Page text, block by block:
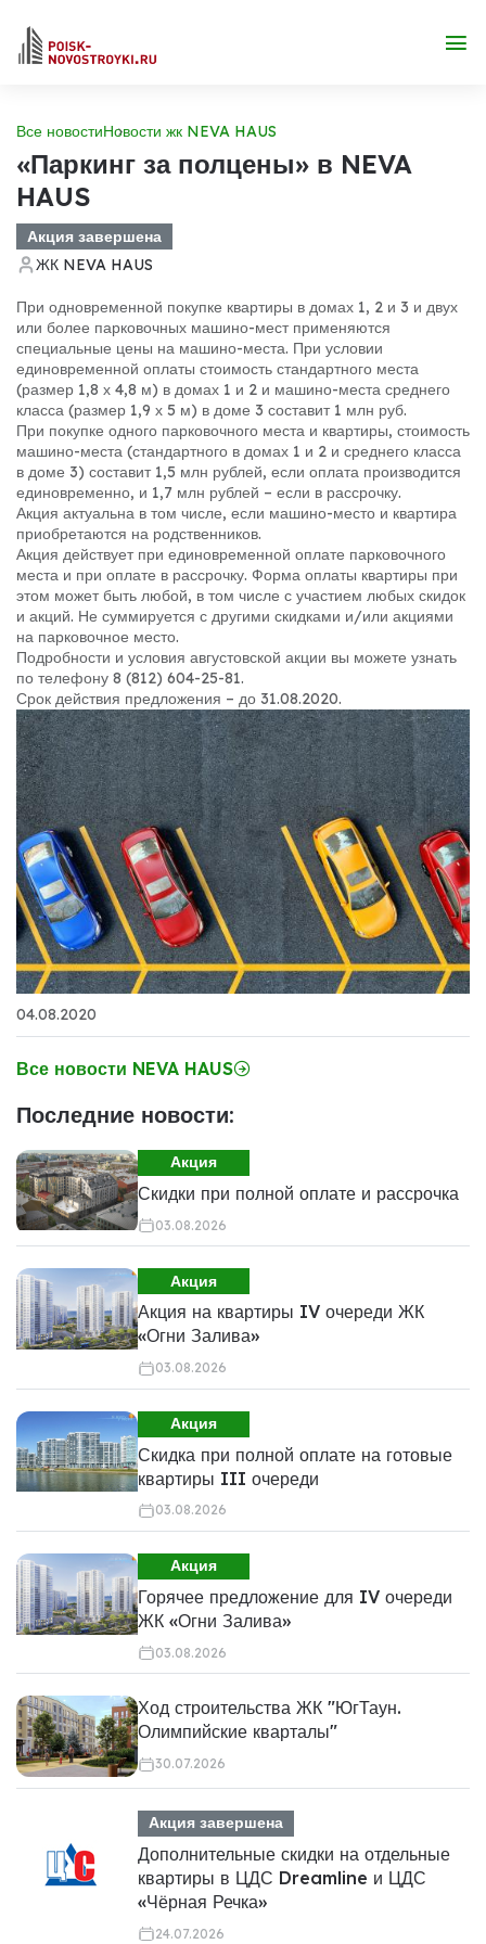
Все новостиНовости жк NEVA HAUS
«Паркинг за полцены» в NEVA
HAUS
Акция завершена
ЖК NEVA HAUS
При одновременной покупке квартиры в домах 1, 2 и 3 и двух
или более парковочных машино-мест применяются
специальные цены на машино-места. При условии
единовременной оплаты стоимость стандартного места
(размер 1,8 х 4,8 м) в домах 1 и 2 и машино-места среднего
класса (размер 1,9 х 5 м) в доме 3 составит 1 млн руб.
При покупке одного парковочного места и квартиры, стоимость
машино-места (стандартного в домах 1 и 2 и среднего класса
в доме 3) составит 1,5 млн рублей, если оплата производится
единовременно, и 1,7 млн рублей – если в рассрочку.
Акция актуальна в том числе, если машино-место и квартира
приобретаются на родственников.
Акция действует при единовременной оплате парковочного
места и при оплате в рассрочку. Форма оплаты квартиры при
этом может быть любой, в том числе с участием любых скидок
и акций. Не суммируется с другими скидками и/или акциями
на парковочное место.
Подробности и условия августовской акции вы можете узнать
по телефону 8 (812) 604-25-81.
Срок действия предложения – до 31.08.2020.
04.08.2020
Все новости NEVA HAUS
Последние новости:
Акция
Скидки при полной оплате и рассрочка
03.08.2026
Акция
Акция на квартиры IV очереди ЖК
«Огни Залива»
03.08.2026
Акция
Скидка при полной оплате на готовые
квартиры III очереди
03.08.2026
Акция
Горячее предложение для IV очереди
ЖК «Огни Залива»
03.08.2026
Ход строительства ЖК "ЮгТаун.
Олимпийские кварталы"
30.07.2026
Акция завершена
Дополнительные скидки на отдельные
квартиры в ЦДС Dreamline и ЦДС
«Чёрная Речка»
24.07.2026